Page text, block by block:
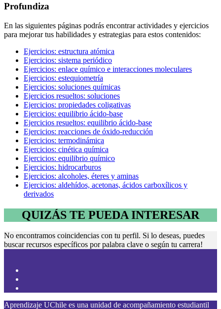
Profundiza
En las siguientes páginas podrás encontrar actividades y ejercicios
para mejorar tus habilidades y estrategias para estos contenidos:
Ejercicios: estructura atómica
Ejercicios: sistema periódico
Ejercicios: enlace químico e interacciones moleculares
Ejercicios: estequiometría
Ejercicios: soluciones químicas
Ejercicios resueltos: soluciones
Ejercicios: propiedades coligativas
Ejercicios: equilibrio ácido-base
Ejercicios resueltos: equilibrio ácido-base
Ejercicios: reacciones de óxido-reducción
Ejercicios: termodinámica
Ejercicios: cinética química
Ejercicios: equilibrio químico
Ejercicios: hidrocarburos
Ejercicios: alcoholes, éteres y aminas
Ejercicios: aldehídos, acetonas, ácidos carboxílicos y
derivados
QUIZÁS TE PUEDA INTERESAR
No encontramos coincidencias con tu perfil. Si lo deseas, puedes
buscar recursos específicos por palabra clave o según tu carrera!
Aprendizaje UChile es una unidad de acompañamiento estudiantil